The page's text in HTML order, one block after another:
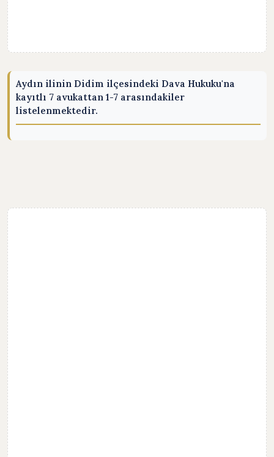
Aydın ilinin Didim ilçesindeki Dava Hukuku'na
kayıtlı 7 avukattan 1-7 arasındakiler
listelenmektedir.